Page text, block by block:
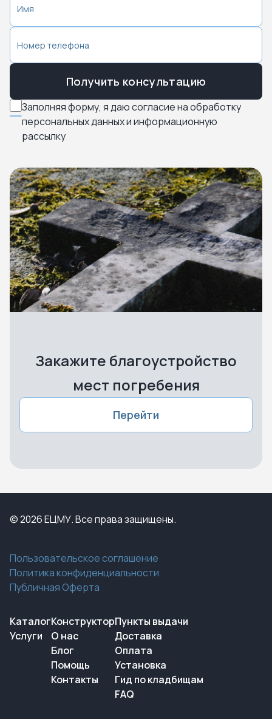
Заполняя форму, я даю согласие на обработку
персональных данных и информационную
рассылку
Получить консультацию
Закажите благоустройство
мест погребения
Перейти
© 2026 ЕЦМУ. Все права защищены.
Пользовательское соглашение
Политика конфиденциальности
Публичная Оферта
Каталог
Услуги
Конструктор
О нас
Блог
Помощь
Контакты
Пункты выдачи
Доставка
Оплата
Установка
Гид по кладбищам
FAQ